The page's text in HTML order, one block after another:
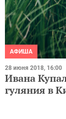
АФИША
28 июня 2018, 16:00
Ивана
гуляния в